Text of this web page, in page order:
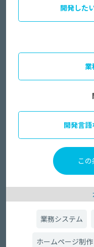
開発した
業
開発言
業務システム
ホームページ制作